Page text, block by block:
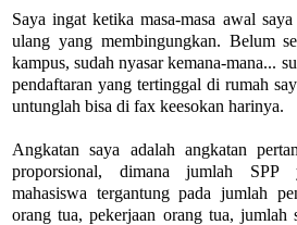
Saya ingat ketika masa-masa awal
ulang yang membingungkan. Belum
kampus, sudah nyasar kemana-mana...
pendaftaran yang tertinggal di rumah
untunglah bisa di fax keesokan harinya.
Angkatan saya adalah angkatan
proporsional, dimana jumlah SPP
mahasiswa tergantung pada jumlah
orang tua, pekerjaan orang tua, jumlah